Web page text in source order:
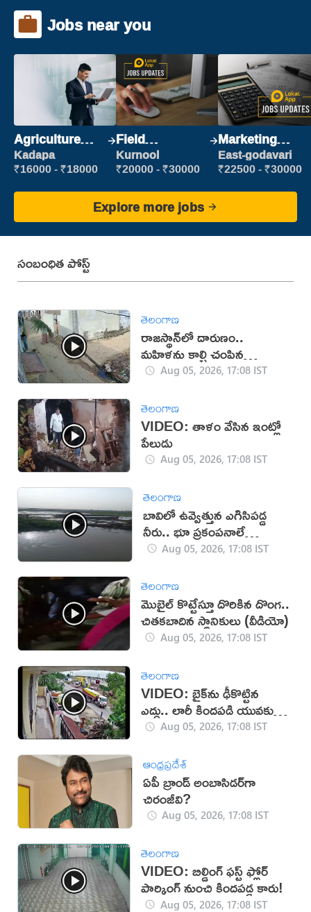
Jobs near you
Agriculture
Labour
Kadapa
₹16000 - ₹18000
Field
Marketing
Executive
Kurnool
₹20000 - ₹30000
Marketing
Executive
East-godavari
₹22500 - ₹30000
Explore more jobs
సంబంధిత పోస్ట్
తెలంగాణ
రాజస్థాన్‌లో దారుణం..
మహిళను కాల్చి చంపిన
యువకుడు (వీడియో)
Aug 05, 2026, 17:08 IST
తెలంగాణ
VIDEO: తాళం వేసిన ఇంట్లో
పేలుడు
Aug 05, 2026, 17:08 IST
తెలంగాణ
బావిలో ఉవ్వెత్తున ఎగిసిపడ్డ
నీరు.. భూ ప్రకంపనాలే
కారణమా?
Aug 05, 2026, 17:08 IST
తెలంగాణ
మొబైల్ కొట్టేస్తూ దొరికిన దొంగ..
చితకబాదిన స్థానికులు (వీడియో)
Aug 05, 2026, 17:08 IST
తెలంగాణ
VIDEO: బైక్‌ను ఢీకొట్టిన
ఎద్దు.. లారీ కిందపడి యువకుడు
మృతి!Aug 05, 2026, 17:08 IST
ఆంధ్రప్రదేశ్
ఏపీ బ్రాండ్ అంబాసిడర్‌గా
చిరంజీవి?
Aug 05, 2026, 17:08 IST
తెలంగాణ
VIDEO: బిల్డింగ్ ఫస్ట్ ఫ్లోర్
పార్కింగ్ నుంచి కిందపడ్డ కారు!
Aug 05, 2026, 17:08 IST